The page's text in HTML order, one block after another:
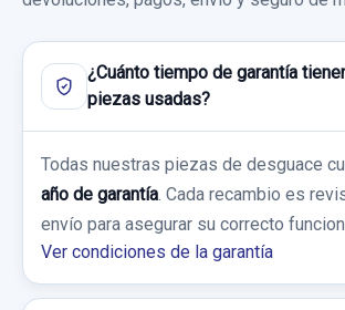
20,00 €
Sin IVA, gastos de envío no incluidos.
Garantía 1 año
Ref:619261 OEM:91950A6041
35,53 €
Sin IVA, gastos de envío no incluidos.
ENGANCHE CINTURON 20111201
IZQUIERDO
ENGANCHE CINTURON
HYUNDAI I30 (GD) TREND
Garantía 1 año
PALANCA FRENO DE MANO
PALANCA FRENO DE
HYUNDAI I30 (GD) TREND
Garantía 1 año
¿Cuánto tiempo de garantía
piezas usadas?
Todas nuestras piezas de desguace
año de garantía . Cada recambio es
envío para asegurar su correcto
Ver condiciones de la garantía